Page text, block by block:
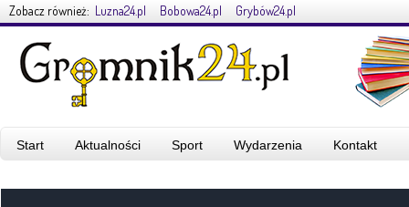
Zobacz również: Luzna24.pl Bobowa24.pl Grybów24.pl
Start Aktualności Sport Wydarzenia Kontakt